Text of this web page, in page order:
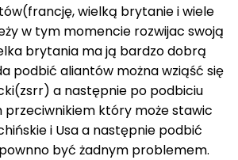
wielką brytanie i wiele
w tym momencie rozwijac swoją
brytania ma ją bardzo dobrą
podbić aliantów można wziąść się
a następnie po podbiciu
przeciwnikiem który może stawic
i Usa a następnie podbić
być żadnym problemem.